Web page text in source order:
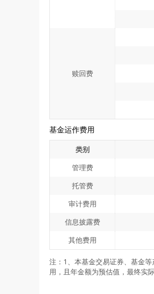
赎回费
基金运作费用
类别
管理费
托管费
审计费用
信息披露费
其他费用
注：1、本基金交易证券、基金
用，且年金额为预估值，最终实